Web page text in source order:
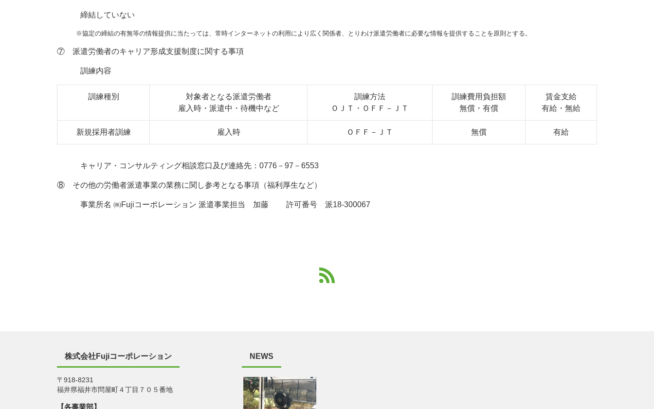
締結していない
※協定の締結の有無等の情報提供に当たっては、常時インターネットの利用により広く関係者、とりわけ派遣労働者に必要な情報を提供することを原則とする。
⑦ 派遣労働者のキャリア形成支援制度に関する事項
訓練内容
訓練種別
対象者となる派遣労働者
雇入時・派遣中・待機中など
訓練方法
ＯＪＴ・ＯＦＦ－ＪＴ
訓練費用負担額
無償・有償
賃金支給
有給・無給
新規採用者訓練 雇入時 ＯＦＦ－ＪＴ 無償 有給
キャリア・コンサルティング相談窓口及び連絡先：0776－97－6553
⑧ その他の労働者派遣事業の業務に関し参考となる事項（福利厚生など）
事業所名 ㈱Fujiコーポレーション 派遣事業担当 加藤 許可番号 派18-300067
株式会社Fujiコーポレーション
〒918-8231
福井県福井市問屋町４丁目７０５番地
【各事業部】
NEWS